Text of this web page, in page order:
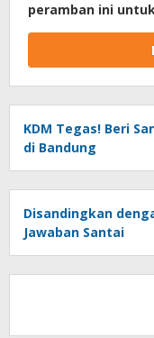
peramban ini
KDM Tegas! Beri
di Bandung
Disandingkan
Jawaban Santai